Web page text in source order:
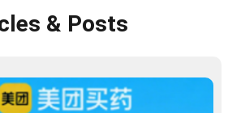
& Posts